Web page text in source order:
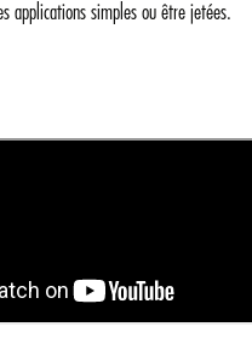
applications simples ou être jetées.